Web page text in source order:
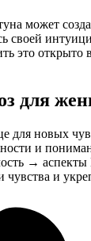
может
своей
это открыто
для
для новых
и
→
и